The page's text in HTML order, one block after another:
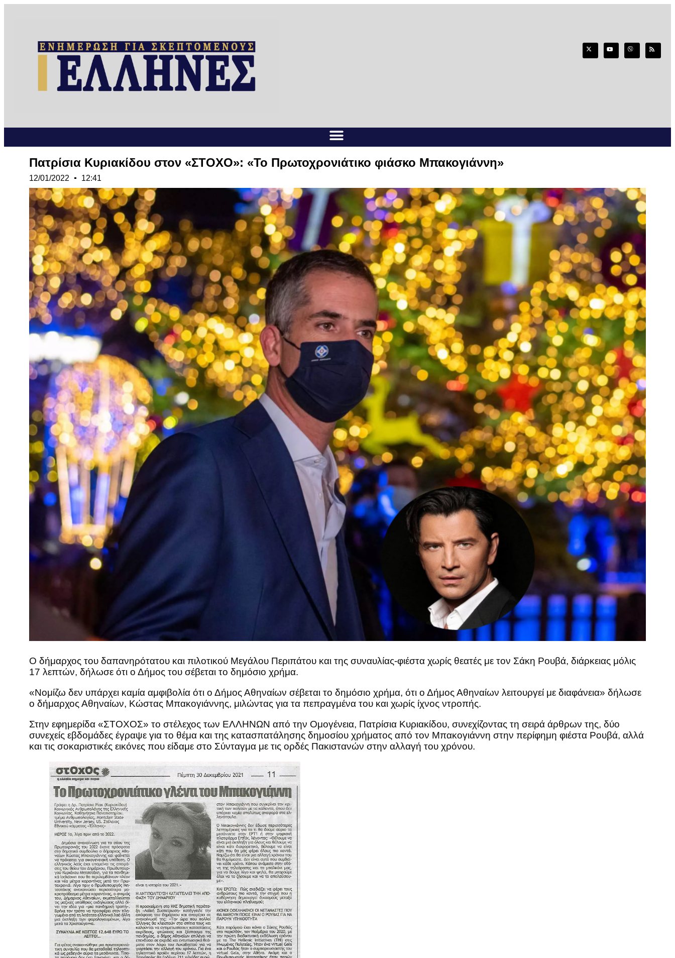
Πατρίσια Κυριακίδου στον «ΣΤΟΧΟ»: «Το Πρωτοχρονιάτικο φιάσκο Μπακογιάννη»
12/01/2022 12:41
Ο δήμαρχος του δαπανηρότατου και πιλοτικού Μεγάλου Περιπάτου και της συναυλίας-φιέστα χωρίς θεατές με τον Σάκη Ρουβά, διάρκειας μόλις
17 λεπτών, δήλωσε ότι ο Δήμος του σέβεται το δημόσιο χρήμα.
«Νομίζω δεν υπάρχει καμία αμφιβολία ότι ο Δήμος Αθηναίων σέβεται το δημόσιο χρήμα, ότι ο Δήμος Αθηναίων λειτουργεί με διαφάνεια» δήλωσε
ο δήμαρχος Αθηναίων, Κώστας Μπακογιάννης, μιλώντας για τα πεπραγμένα του και χωρίς ίχνος ντροπής.
Στην εφημερίδα «ΣΤΟΧΟΣ» το στέλεχος των ΕΛΛΗΝΩΝ από την Ομογένεια, Πατρίσια Κυριακίδου, συνεχίζοντας τη σειρά άρθρων της, δύο
συνεχείς εβδομάδες έγραψε για το θέμα και της κατασπατάλησης δημοσίου χρήματος από τον Μπακογιάννη στην περίφημη φιέστα Ρουβά, αλλά
και τις σοκαριστικές εικόνες που είδαμε στο Σύνταγμα με τις ορδές Πακιστανών στην αλλαγή του χρόνου.